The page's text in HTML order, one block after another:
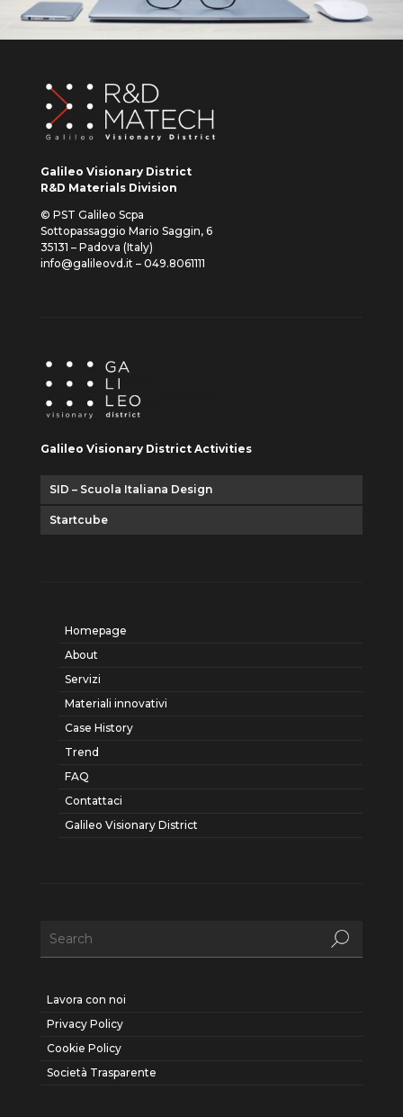
Galileo Visionary District
R&D Materials Division
© PST Galileo Scpa
Sottopassaggio Mario Saggin, 6
35131 – Padova (Italy)
info@galileovd.it – 049.8061111
Galileo Visionary District Activities
SID – Scuola Italiana Design
Startcube
Homepage
About
Servizi
Materiali innovativi
Case History
Trend
FAQ
Contattaci
Galileo Visionary District
Lavora con noi
Privacy Policy
Cookie Policy
Società Trasparente